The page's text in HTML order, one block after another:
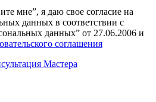
мне”, я даю свое согласие на
данных в соответствии с
данных” от 27.06.2006 и
соглашения
Мастера